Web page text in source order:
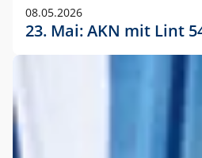
08.05.2026
23. Mai: AKN mit Lint